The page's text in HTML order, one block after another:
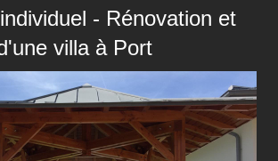
- Rénovation et
villa à Port